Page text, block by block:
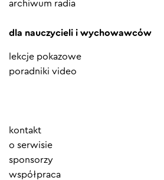
archiwum radia
dla nauczycieli i wychowawców
lekcje pokazowe
poradniki video
Element
menu
kontakt
o serwisie
sponsorzy
współpraca